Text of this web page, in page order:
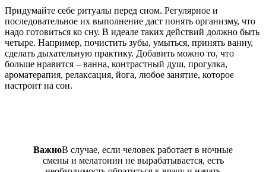
Придумайте себе ритуалы перед сном. Регулярное и
последовательное их выполнение даст понять организму, что
надо готовиться ко сну. В идеале таких действий должно быть
четыре. Например, почистить зубы, умыться, принять ванну,
сделать дыхательную практику. Добавить можно то, что
больше нравится – ванна, контрастный душ, прогулка,
ароматерапия, релаксация, йога, любое занятие, которое
настроит на сон.
ВажноВ случае, если человек работает в ночные
смены и мелатонин не вырабатывается, есть